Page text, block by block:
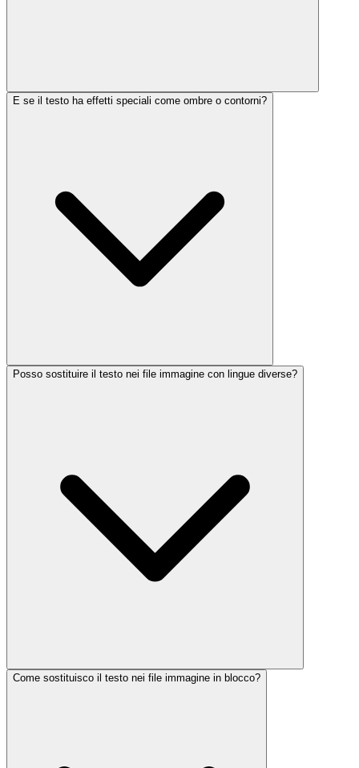
E se il testo ha effetti speciali come ombre o contorni?
Posso sostituire il testo nei file immagine con lingue diverse?
Come sostituisco il testo nei file immagine in blocco?